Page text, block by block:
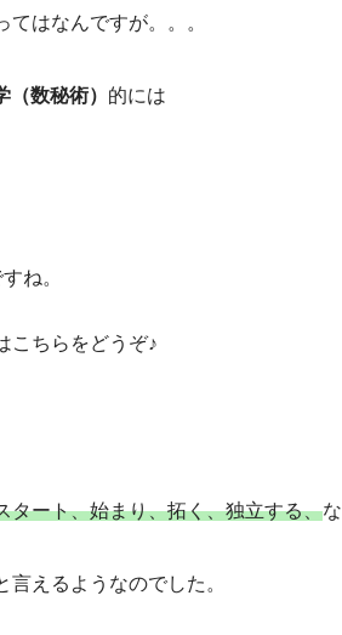
はなんですが。。。
（数秘術） 的には
ね。
こちらをどうぞ♪
タート、始まり、拓く、独立する、な
えるようなのでした。